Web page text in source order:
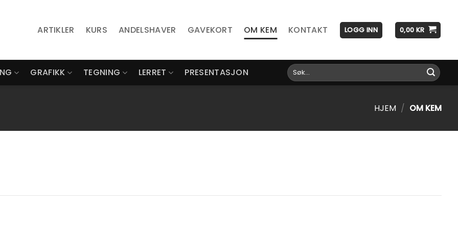
ARTIKLER KURS ANDELSHAVER GAVEKORT OM KEM KONTAKT LOGG INN 0,00 KR
GRAFIKK TEGNING LERRET PRESENTASJON
Søk
etter:
HJEM / OM KEM